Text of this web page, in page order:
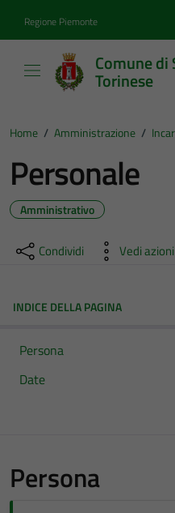
Regione Piemonte
Comune di
Torinese
Home / Amministrazione /
Personale
Amministrativo
Condividi Vedi azioni
INDICE DELLA PAGINA
Persona
Date
Persona